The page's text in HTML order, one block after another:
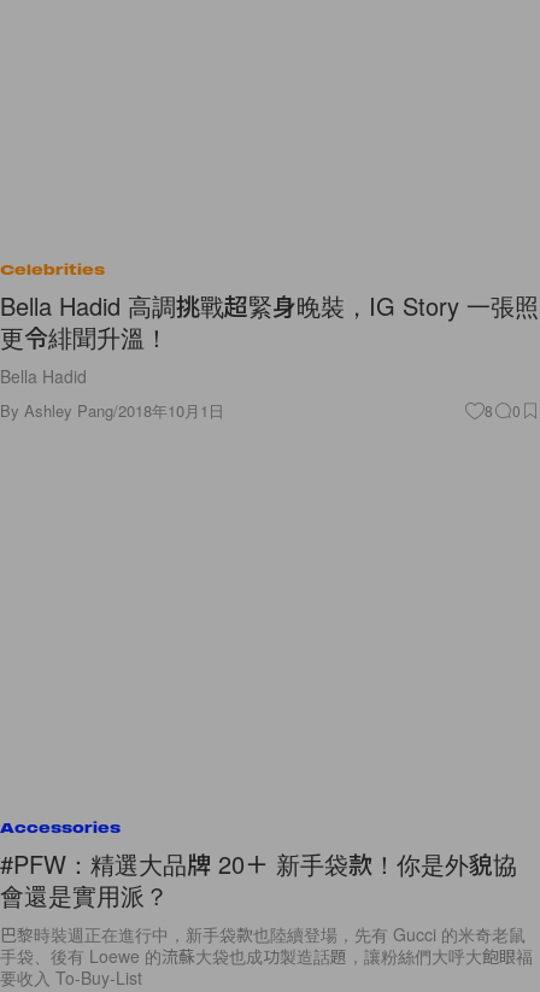
Celebrities
Bella Hadid 高調挑戰超緊身晚裝，IG Story 一張照
更令緋聞升溫！
Bella Hadid
By Ashley Pang/2018年10月1日 8 0
Accessories
#PFW：精選大品牌 20＋ 新手袋款！你是外貌協
會還是實用派？
巴黎時裝週正在進行中，新手袋款也陸續登場，先有 Gucci 的米奇老鼠
手袋、後有 Loewe 的流蘇大袋也成功製造話題，讓粉絲們大呼大飽眼福
要收入 To-Buy-List